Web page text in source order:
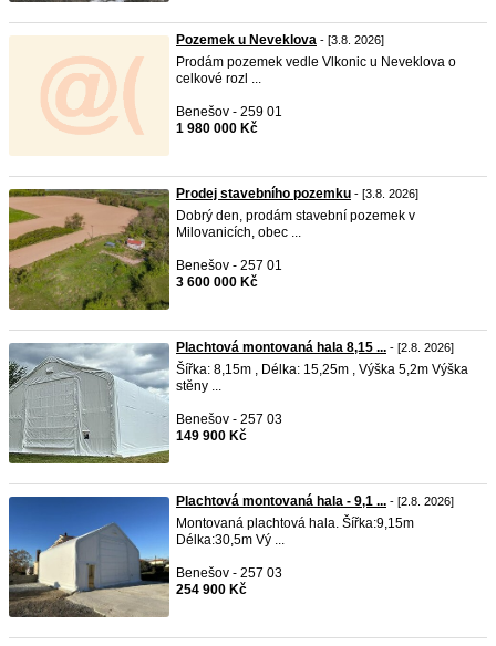
Pozemek u Neveklova - [3.8. 2026]
Prodám pozemek vedle Vlkonic u Neveklova o
celkové rozl ...
Benešov - 259 01
1 980 000 Kč
Prodej stavebního pozemku - [3.8. 2026]
Dobrý den, prodám stavební pozemek v
Milovanicích, obec ...
Benešov - 257 01
3 600 000 Kč
Plachtová montovaná hala 8,15 ... - [2.8. 2026]
Šířka: 8,15m , Délka: 15,25m , Výška 5,2m Výška
stěny ...
Benešov - 257 03
149 900 Kč
Plachtová montovaná hala - 9,1 ... - [2.8. 2026]
Montovaná plachtová hala. Šířka:9,15m
Délka:30,5m Vý ...
Benešov - 257 03
254 900 Kč